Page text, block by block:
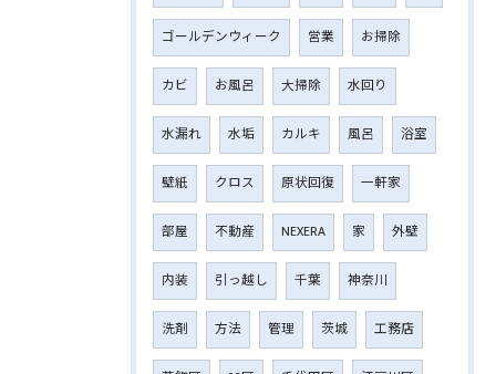
ゴールデンウィーク 営業 お掃除
カビ お風呂 大掃除 水回り
水漏れ 水垢 カルキ 風呂 浴室
壁紙 クロス 原状回復 一軒家
部屋 不動産 NEXERA 家 外壁
内装 引っ越し 千葉 神奈川
洗剤 方法 管理 茨城 工務店